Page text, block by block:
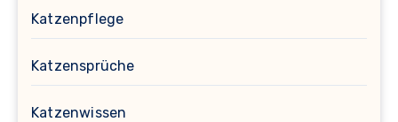
Katzenpflege
Katzensprüche
Katzenwissen